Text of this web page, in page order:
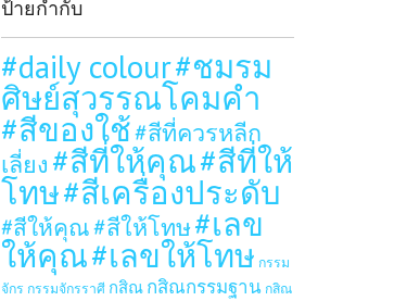
ป้ายกำกับ
#daily colour#ชมรม
ศิษย์สุวรรณโคมคำ
#สีของใช้#สีที่ควรหลีก
เลี่ยง #สีที่ให้คุณ#สีที่ให้
โทษ#สีเครื่องประดับ
#สีให้คุณ#สีให้โทษ#เลข
ให้คุณ#เลขให้โทษ กรรม
จักร กรรมจักรราศี กสิณ กสิณกรรมฐาน กสิณ